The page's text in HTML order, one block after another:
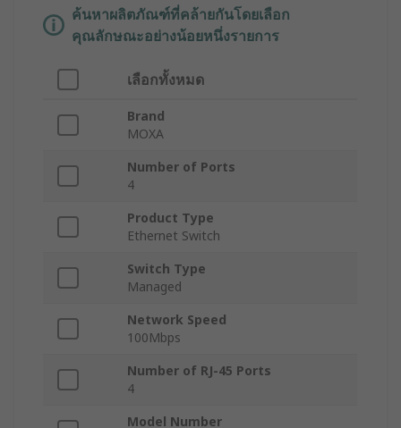
ค้นหาผลิตภัณฑ์ที่คล้ายกันโดยเลือก
คุณลักษณะอย่างน้อยหนึ่งรายการ
เลือกทั้งหมด
Brand
MOXA
Number of Ports
4
Product Type
Ethernet Switch
Switch Type
Managed
Network Speed
100Mbps
Number of RJ-45 Ports
4
Model Number